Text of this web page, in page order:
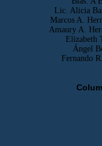
​Lic. Alicia
Marcos A.
Amaury A.
Elizabeth
Ángel
Fernando